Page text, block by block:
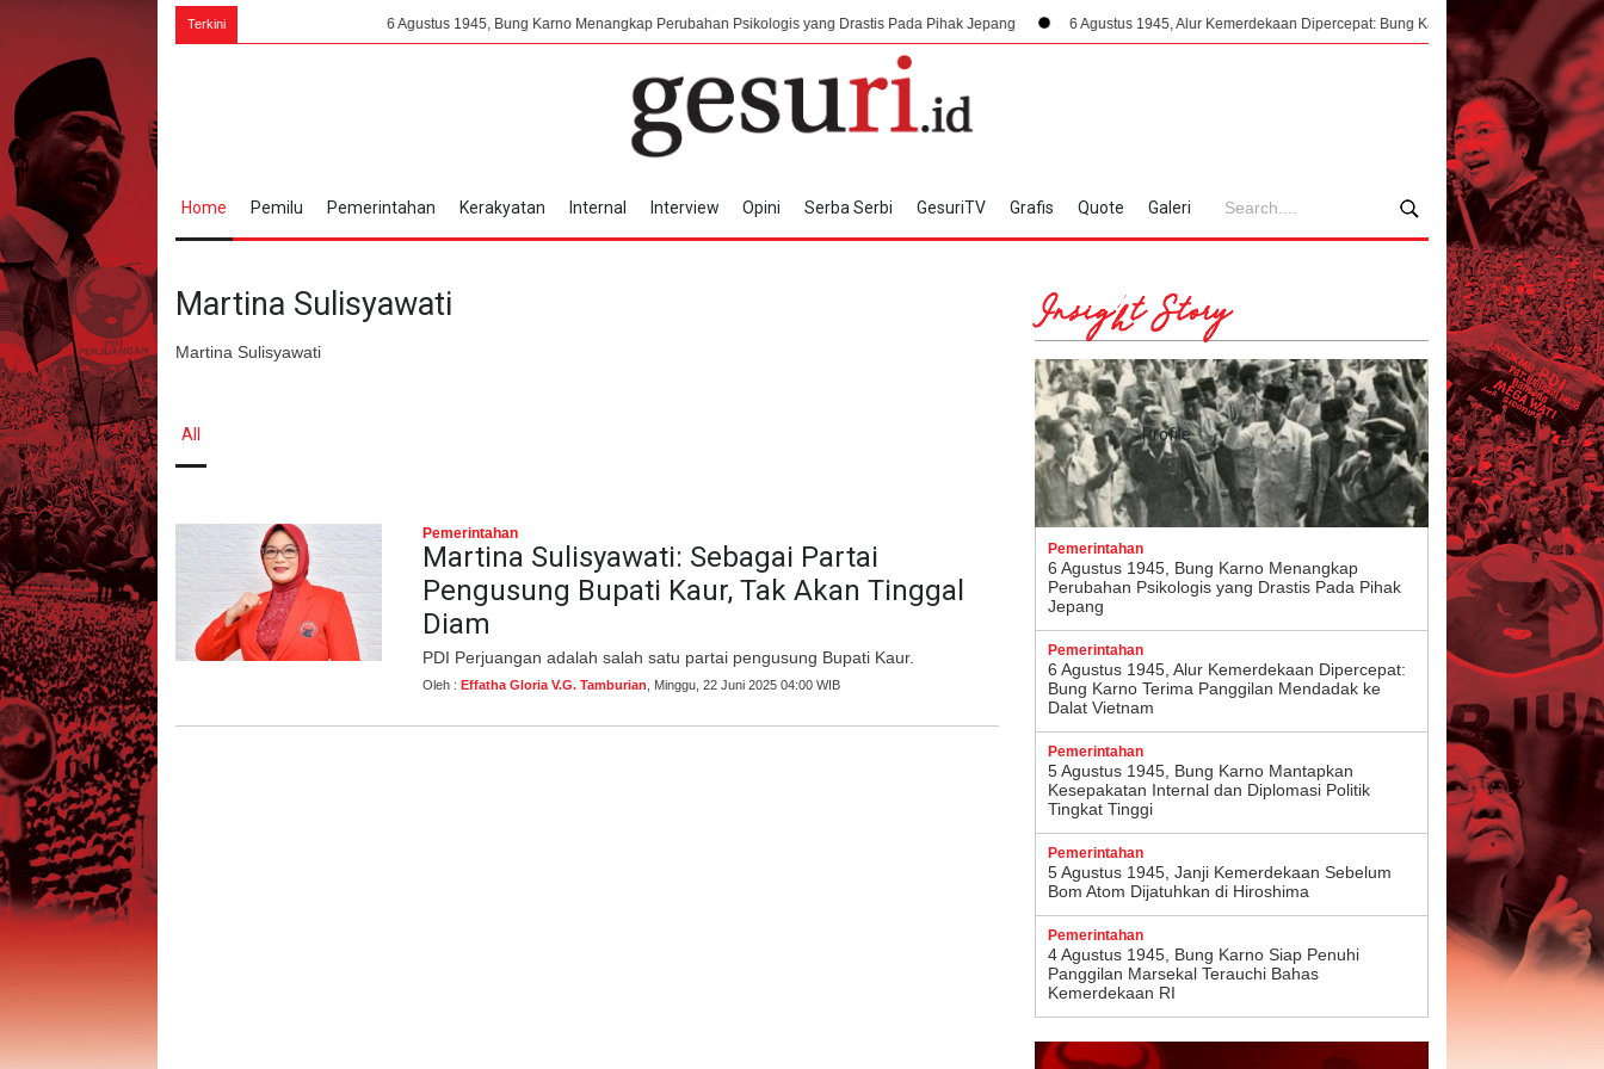
Terkini 6 Agustus 1945, Bung Karno Menangkap Perubahan Psikologis yang Drastis Pada Pihak Jepang 6 Agustus 1945, Alur Kemerdekaan Dipercepat: Bung Karno Terima Panggilan Mendadak ke
Home Pemilu Pemerintahan Kerakyatan Internal Interview Opini Serba Serbi GesuriTV Grafis Quote Galeri
Martina Sulisyawati
Martina Sulisyawati
All Profile
Pemerintahan
Martina Sulisyawati: Sebagai Partai
Pengusung Bupati Kaur, Tak Akan Tinggal
Diam
PDI Perjuangan adalah salah satu partai pengusung Bupati Kaur.
Oleh : Effatha Gloria V.G. Tamburian , Minggu, 22 Juni 2025 04:00 WIB
Insight Story
Pemerintahan
6 Agustus 1945, Bung Karno Menangkap
Perubahan Psikologis yang Drastis Pada Pihak
Jepang
Pemerintahan
6 Agustus 1945, Alur Kemerdekaan Dipercepat:
Bung Karno Terima Panggilan Mendadak ke
Dalat Vietnam
Pemerintahan
5 Agustus 1945, Bung Karno Mantapkan
Kesepakatan Internal dan Diplomasi Politik
Tingkat Tinggi
Pemerintahan
5 Agustus 1945, Janji Kemerdekaan Sebelum
Bom Atom Dijatuhkan di Hiroshima
Pemerintahan
4 Agustus 1945, Bung Karno Siap Penuhi
Panggilan Marsekal Terauchi Bahas
Kemerdekaan RI